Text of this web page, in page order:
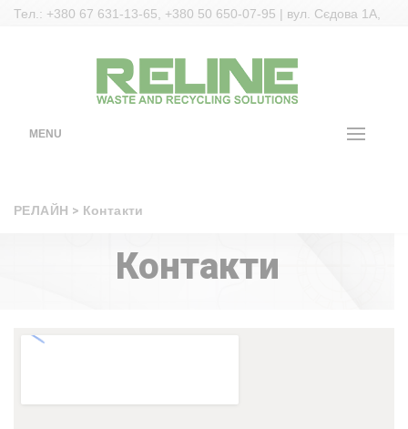
Тел.: +380 67 631-13-65, +380 50 650-07-95 | вул. Сєдова 1А,
MENU
РЕЛАЙН > Контакти
Контакти